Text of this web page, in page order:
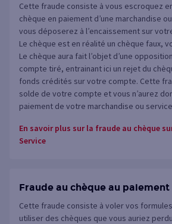
Cette fraude consiste à vous escroquez
chèque en paiement d’une marchandise
vous déposerez à l’encaissement sur
Le chèque est en réalité un chèque faux,
Le chèque aura fait l’objet d’une
compte tiré, entrainant ici un rejet du
fonds crédités sur votre compte. Cette
solde de votre compte et vous n’aurez
paiement de votre marchandise ou
En savoir plus sur la fraude au chèque
Service
Fraude au chèque au paiement
Cette fraude consiste à voler vos
utiliser des chèques que vous auriez